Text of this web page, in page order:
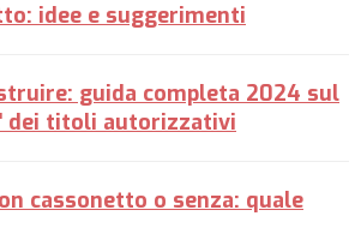
idee e suggerimenti
guida completa 2024 sul
dei titoli autorizzativi
cassonetto o senza: quale